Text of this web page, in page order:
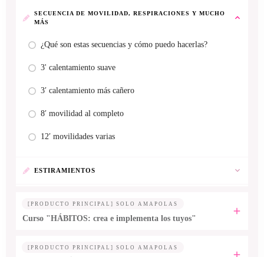
SECUENCIA DE MOVILIDAD, RESPIRACIONES Y MUCHO
MÁS
¿Qué son estas secuencias y cómo puedo hacerlas?
3' calentamiento suave
3′ calentamiento más cañero
8′ movilidad al completo
12′ movilidades varias
ESTIRAMIENTOS
[PRODUCTO PRINCIPAL] SOLO AMAPOLAS
Curso "HÁBITOS: crea e implementa los tuyos"
[PRODUCTO PRINCIPAL] SOLO AMAPOLAS